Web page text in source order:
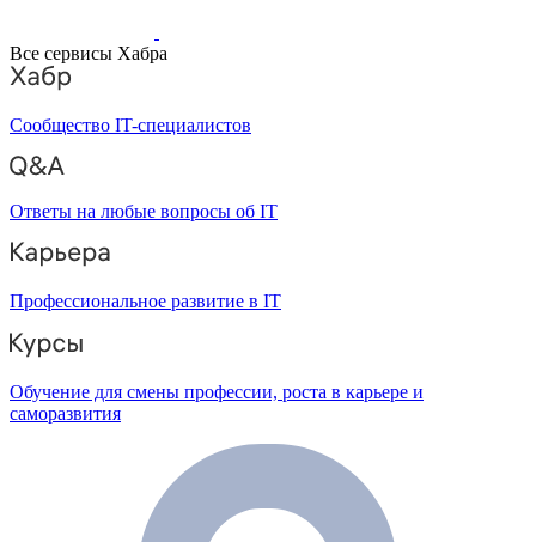
Все сервисы Хабра
Сообщество IT-специалистов
Ответы на любые вопросы об IT
Профессиональное развитие в IT
Обучение для смены профессии, роста в карьере и
саморазвития